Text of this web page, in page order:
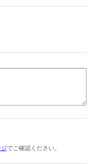
でご確認ください。